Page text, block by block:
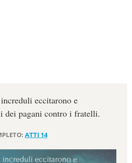
eccitarono e
dei pagani contro i fratelli.
ATTI 14